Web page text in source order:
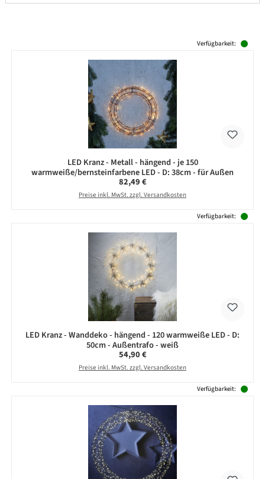
Verfügbarkeit:
LED Kranz - Metall - hängend - je 150
warmweiße/bernsteinfarbene LED - D: 38cm - für Außen
Regulärer Preis:
82,49 €
Preise inkl. MwSt. zzgl. Versandkosten
Verfügbarkeit:
LED Kranz - Wanddeko - hängend - 120 warmweiße LED - D:
50cm - Außentrafo - weiß
Regulärer Preis:
54,90 €
Preise inkl. MwSt. zzgl. Versandkosten
Verfügbarkeit: